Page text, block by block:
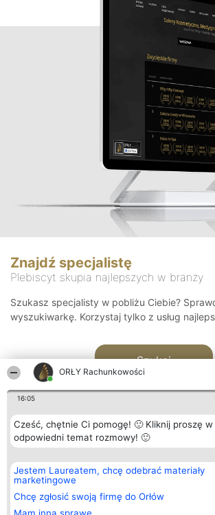
ORŁY Rachunkowości
16:05
Cześć, chętnie Ci pomogę! 🙂 Kliknij proszę w
odpowiedni temat rozmowy! 🙂
Jestem Laureatem, chcę odebrać materiały
marketingowe
Chcę zgłosić swoją firmę do Orłów
Znajdź specjalistę
Plebiscyt skupia najlepszych w branży
Szukasz specjalisty w pobliżu Ciebie?
wyszukiwarkę. Korzystaj tylko z usług
Szukaj
Organizator plebiscytu
Bright Side Solutions sp. z o.
o. sp. k.
ul. Ruska 22
Wrocław 50-079
KRS 0000749100 | Regon
Plebiscyt
Laureaci
wszystkich
Laureatów